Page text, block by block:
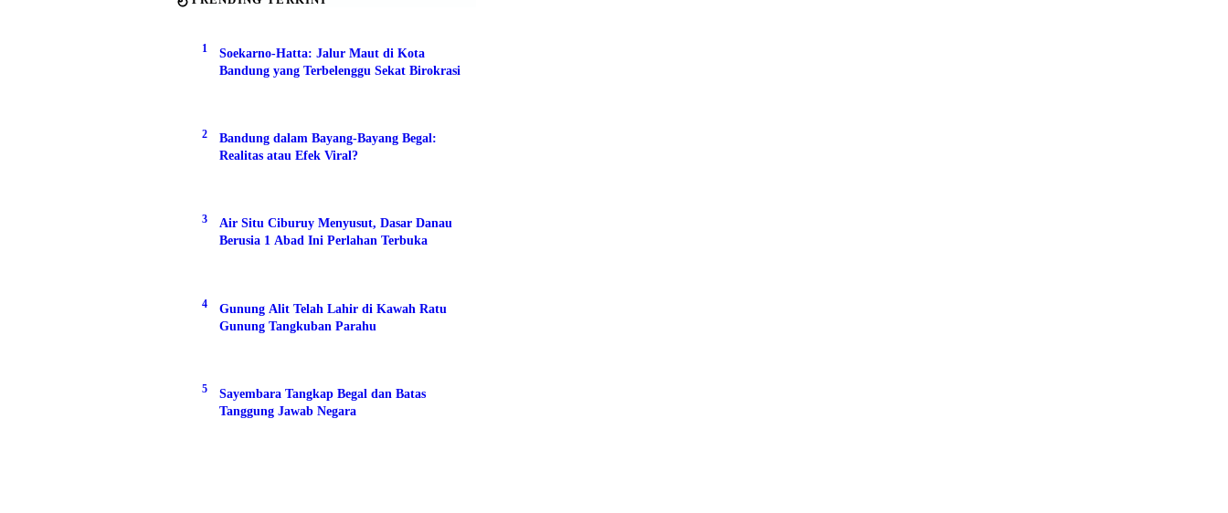
1
Soekarno-Hatta: Jalur Maut di Kota
Bandung yang Terbelenggu Sekat Birokrasi
2
Bandung dalam Bayang-Bayang Begal:
Realitas atau Efek Viral?
3
Air Situ Ciburuy Menyusut, Dasar Danau
Berusia 1 Abad Ini Perlahan Terbuka
4
Gunung Alit Telah Lahir di Kawah Ratu
Gunung Tangkuban Parahu
5
Sayembara Tangkap Begal dan Batas
Tanggung Jawab Negara